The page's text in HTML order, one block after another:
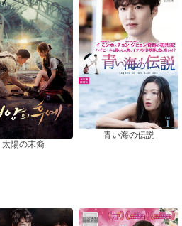
太陽の末裔
青い海の伝説